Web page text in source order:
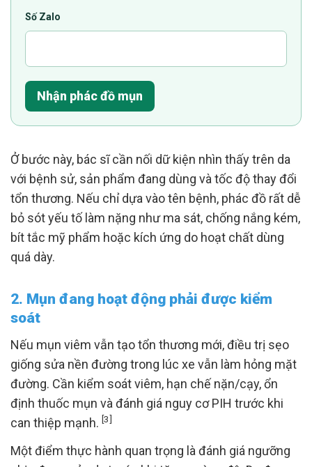
Số Zalo
Nhận phác đồ mụn
Ở bước này, bác sĩ cần nối dữ kiện nhìn thấy trên da
với bệnh sử, sản phẩm đang dùng và tốc độ thay đổi
tổn thương. Nếu chỉ dựa vào tên bệnh, phác đồ rất dễ
bỏ sót yếu tố làm nặng như ma sát, chống nắng kém,
bít tắc mỹ phẩm hoặc kích ứng do hoạt chất dùng
quá dày.
2. Mụn đang hoạt động phải được kiểm
soát
Nếu mụn viêm vẫn tạo tổn thương mới, điều trị sẹo
giống sửa nền đường trong lúc xe vẫn làm hỏng mặt
đường. Cần kiểm soát viêm, hạn chế nặn/cạy, ổn
định thuốc mụn và đánh giá nguy cơ PIH trước khi
can thiệp mạnh. [3]
Một điểm thực hành quan trọng là đánh giá ngưỡng